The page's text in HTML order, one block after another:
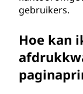
gebruikers.
Hoe kan